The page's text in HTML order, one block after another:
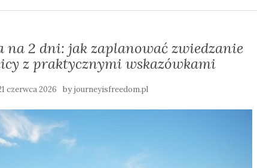
na 2 dni: jak zaplanować zwiedzanie
z praktycznymi wskazówkami
czerwca 2026 byjourneyisfreedom.pl